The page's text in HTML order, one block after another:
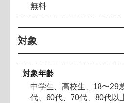
無料
対象
対象年齢
中学生、高校生、18〜29
代、60代、70代、80代以